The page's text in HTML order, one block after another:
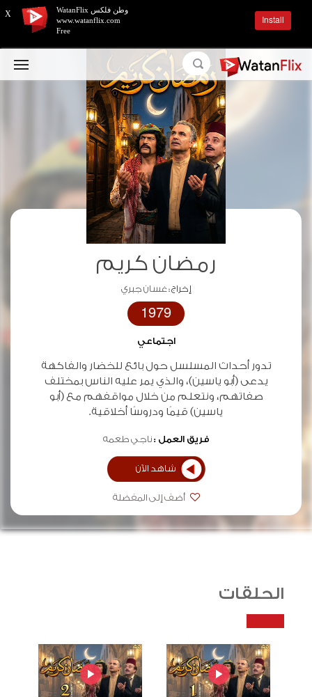
رمضان كريم
إخراج :غسان جبري
1979
اجتماعي
تدور أحداث المسلسل حول بائع للخضار والفاكهة
يدعى (أبو ياسين)، والذي يمر عليه الناس بمختلف
صفاتهم، ونتعلم من خلال مواقفهم مع (أبو
ياسين) قيمًا ودروسًا أخلاقية.
فريق العمل :ناجي طعمه
شاهد الآن
أضف إلى المفضلة
الحلقات
X
وطن فلكس WatanFlix
www.watanflix.com
Free
Install